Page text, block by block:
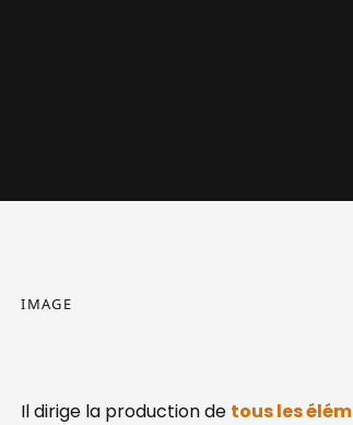
IMAGE
Il dirige la production de tous les